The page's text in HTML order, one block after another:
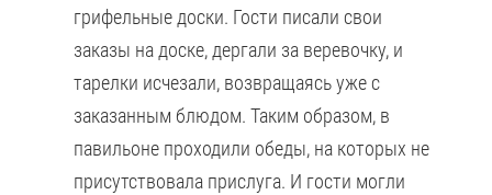
грифельные доски. Гости писали свои
заказы на доске, дергали за веревочку, и
тарелки исчезали, возвращаясь уже с
заказанным блюдом. Таким образом, в
павильоне проходили обеды, на которых не
присутствовала прислуга. И гости могли